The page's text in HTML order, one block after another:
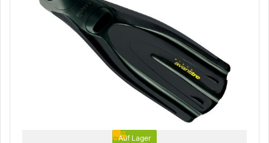
der
Produktseite
gewählt
werden
Auf Lager